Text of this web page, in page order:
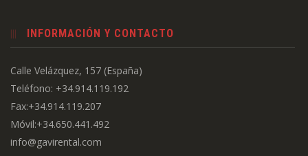
INFORMACIÓN Y CONTACTO
Calle Velázquez, 157 (España)
Teléfono: +34.914.119.192
Fax:+34.914.119.207
Móvil:+34.650.441.492
info@gavirental.com